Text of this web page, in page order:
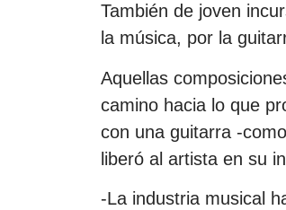
También de joven
la música, por la
Aquellas
camino hacia lo que
con una guitarra -
liberó al artista en su
-La industria musical